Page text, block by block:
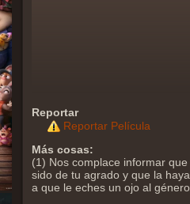
Reportar
Reportar Película
Más cosas:
(1) Nos complace informar
sido de tu agrado y que la
a que le eches un ojo al